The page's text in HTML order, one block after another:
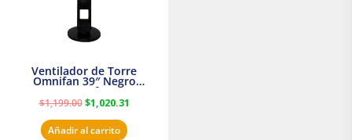
Ventilador de Torre
Omnifan 39″ Negro
Masterfan
$1,199.00 $1,020.31
Añadir al carrito